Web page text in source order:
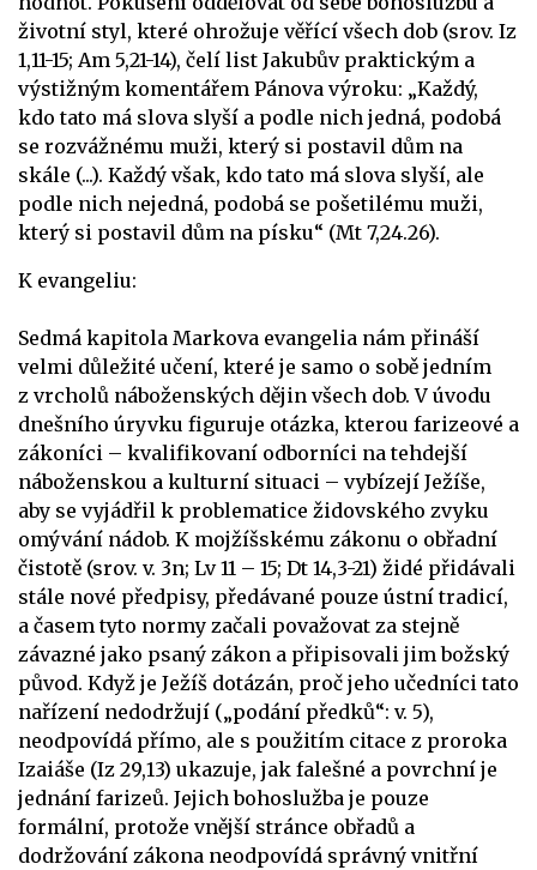
životní styl, které ohrožuje věřící všech dob (srov. Iz
1,11-15; Am 5,21-14), čelí list Jakubův praktickým a
výstižným komentářem Pánova výroku: „Každý,
kdo tato má slova slyší a podle nich jedná, podobá
se rozvážnému muži, který si postavil dům na
skále (...). Každý však, kdo tato má slova slyší, ale
podle nich nejedná, podobá se pošetilému muži,
který si postavil dům na písku“ (Mt 7,24.26).
K evangeliu:
Sedmá kapitola Markova evangelia nám přináší
velmi důležité učení, které je samo o sobě jedním
z vrcholů náboženských dějin všech dob. V úvodu
dnešního úryvku figuruje otázka, kterou farizeové a
zákoníci – kvalifikovaní odborníci na tehdejší
náboženskou a kulturní situaci – vybízejí Ježíše,
aby se vyjádřil k problematice židovského zvyku
omývání nádob. K mojžíšskému zákonu o obřadní
čistotě (srov. v. 3n; Lv 11 – 15; Dt 14,3-21) židé přidávali
stále nové předpisy, předávané pouze ústní tradicí,
a časem tyto normy začali považovat za stejně
závazné jako psaný zákon a připisovali jim božský
původ. Když je Ježíš dotázán, proč jeho učedníci tato
nařízení nedodržují („podání předků“: v. 5),
neodpovídá přímo, ale s použitím citace z proroka
Izaiáše (Iz 29,13) ukazuje, jak falešné a povrchní je
jednání farizeů. Jejich bohoslužba je pouze
formální, protože vnější stránce obřadů a
dodržování zákona neodpovídá správný vnitřní